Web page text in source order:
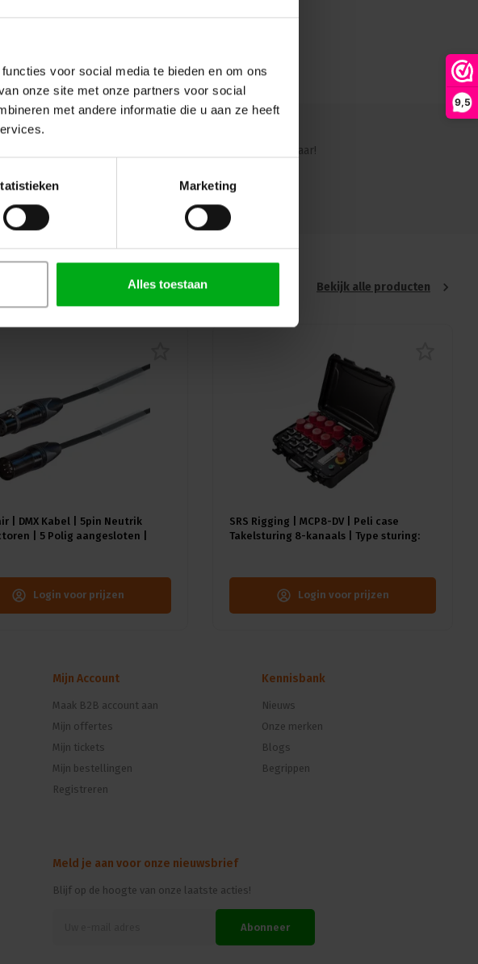
voor social media te bieden en om ons
onze site met onze partners voor social
met andere informatie die u aan ze heeft
Marketing
Alles toestaan
9,5
Ons team staat graag voor je klaar!
Bekijk alle producten
| DMX Kabel | 5pin Neutrik
| 5 Polig aangesloten |
Login voor prijzen
SRS Rigging | MCP8-DV | Peli case
Takelsturing 8-kanaals | Type sturing:
Login voor prijzen
Mijn Account
Maak B2B account aan
Mijn offertes
Mijn tickets
Mijn bestellingen
Registreren
Kennisbank
Nieuws
Onze merken
Blogs
Begrippen
Meld je aan voor onze nieuwsbrief
Blijf op de hoogte van onze laatste acties!
Abonneer